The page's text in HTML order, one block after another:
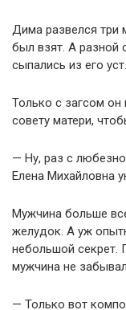
Дима развелся три
был взят. А разной
сыпались из его уст.
Только с загсом
совету матери,
— Ну, раз с
Елена Михайловна
Мужчина больше
желудок. А уж
небольшой секрет.
мужчина не
— Только вот